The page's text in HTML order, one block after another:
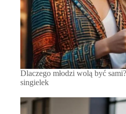
Dlaczego młodzi wolą być
singielek